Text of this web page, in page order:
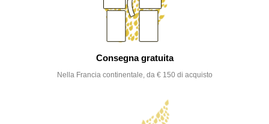
Consegna gratuita
Nella Francia continentale, da € 150 di acquisto